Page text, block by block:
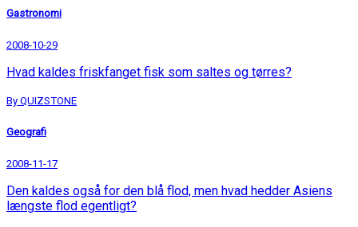
Gastronomi
2008-10-29
Hvad kaldes friskfanget fisk som saltes og tørres?
By QUIZSTONE
Geografi
2008-11-17
Den kaldes også for den blå flod, men hvad hedder Asiens
længste flod egentligt?